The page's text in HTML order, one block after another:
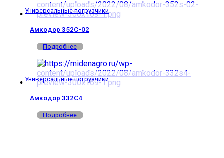
Универсальные погрузчики
Амкодор 352С-02
Подробнее
Универсальные погрузчики
Амкодор 332С4
Подробнее